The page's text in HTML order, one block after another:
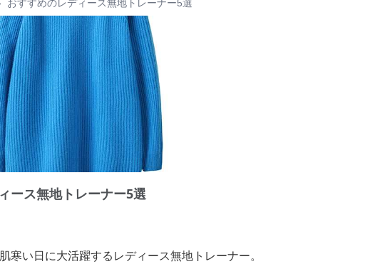
おすすめのレディース無地トレーナー5選
ース無地トレーナー5選
寒い日に大活躍するレディース無地トレーナー。